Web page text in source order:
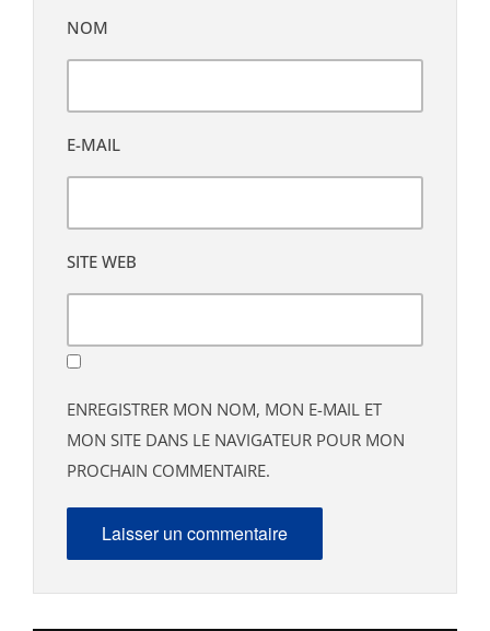
NOM
E-MAIL
SITE WEB
ENREGISTRER MON NOM, MON E-MAIL ET
MON SITE DANS LE NAVIGATEUR POUR MON
PROCHAIN COMMENTAIRE.